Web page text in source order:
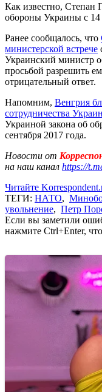
Как известно, Степан
обороны Украины с 14
Ранее сообщалось, что
министерской встрече
Украинский министр
просьбой разрешить
отрицательный ответ.
Напомним, Венгрия
сотрудничества
Украиной закона об
сентября 2017 года.
Новости от
на наш канал https://
Читайте
ТЕГИ: НАТО,
увольнение, Петр
Если вы заметили
нажмите Ctrl+Enter,